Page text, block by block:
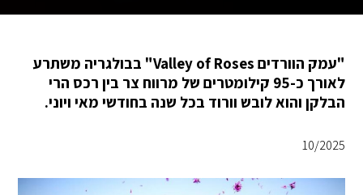
"עמק הוורדים Valley of Roses" בבולגריה משתרע
לאורך כ-95 קילומטרים של מרווח צר בין רכס הרי
הבלקן והוא לובש וורוד בכל שנה בחודשי מאי ויוני.
10/2025